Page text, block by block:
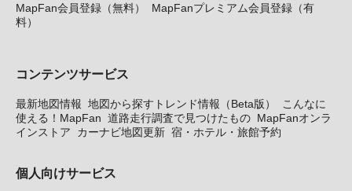
MapFan会員登録（無料）
MapFanプレミアム会員登録（有
料）
コンテンツサービス
最新地図情報 地図から探すトレンド情報（Beta版）
こんなに
使える！MapFan 道路走行調査で見つけたもの MapFanオンラ
インストア
カーナビ地図更新 宿・ホテル・旅館予約
個人向けサービス